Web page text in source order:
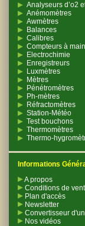
Analyseurs d’o2
Anémomètres
Awmètres
Balances
Calibres
Compteurs à main
Electrochimie
Enregistreurs
Luxmètres
Mètres
Pénétromètres
Ph-mètres
Réfractomètres
Station-Météo
Test bouchons
Thermomètres
Thermo-
Informations
A propos
Conditions de
Plan d'accès
Newsletter
Convertisseur
Nos vidéos